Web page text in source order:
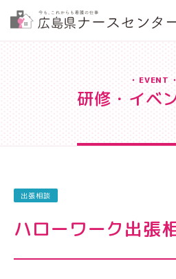
EVENT
研修・イベ
出張相談
ハローワーク出張